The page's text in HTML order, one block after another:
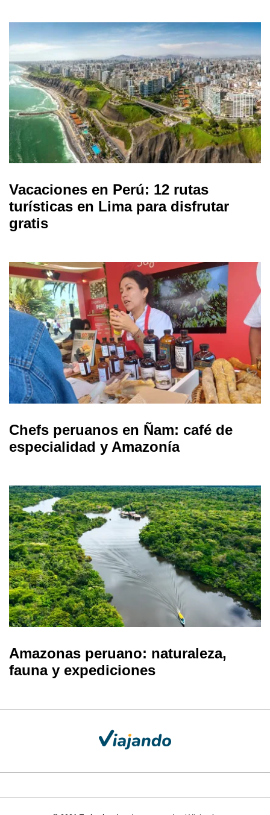
Vacaciones en Perú: 12 rutas
turísticas en Lima para disfrutar
gratis
Chefs peruanos en Ñam: café de
especialidad y Amazonía
Amazonas peruano: naturaleza,
fauna y expediciones